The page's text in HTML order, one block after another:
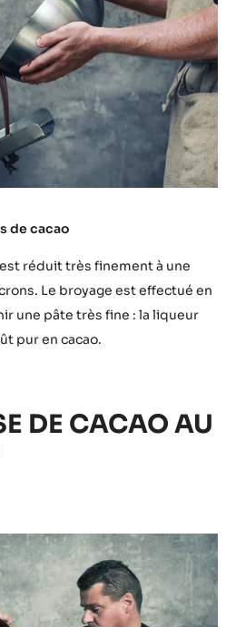
de cacao
réduit très finement à une
Le broyage est effectué en
une pâte très fine : la liqueur
pur en cacao.
DE CACAO AU